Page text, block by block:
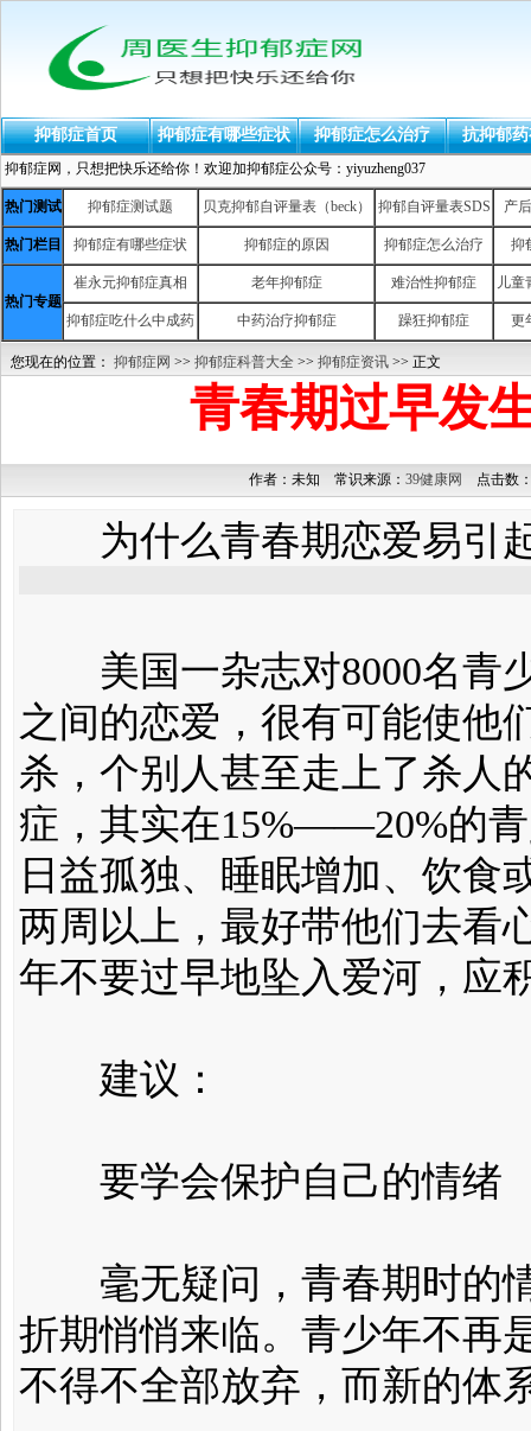
抑郁症首页 抑郁症有哪些症状 抑郁症怎么治疗 抗抑郁
抑郁症网，只想把快乐还给你！欢迎加抑郁症公众号：yiyuzheng037
热门测试 抑郁症测试题 贝克抑郁自评量表（beck） 抑郁自评量表SDS 产
热门栏目 抑郁症有哪些症状 抑郁症的原因 抑郁症怎么治疗 抑
热门专题
崔永元抑郁症真相 老年抑郁症 难治性抑郁症 儿童
抑郁症吃什么中成药 中药治疗抑郁症 躁狂抑郁症 更
您现在的位置： 抑郁症网 >> 抑郁症科普大全 >> 抑郁症资讯 >> 正文
青春期过早发
作者：未知 常识来源： 39健康网 点击数
为什么青春期恋爱易引
美国一杂志对8000名青
之间的恋爱，很有可能使他
杀，个别人甚至走上了杀人
症，其实在15%——20%的
日益孤独、睡眠增加、饮食
两周以上，最好带他们去看
年不要过早地坠入爱河，应
建议：
要学会保护自己的情绪
毫无疑问，青春期时的情
折期悄悄来临。青少年不再
不得不全部放弃，而新的体